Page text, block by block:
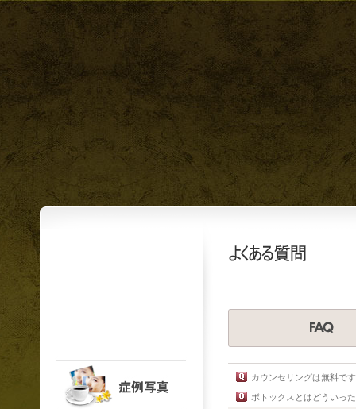
カウンセリングは無料で
ボトックスとはどういっ